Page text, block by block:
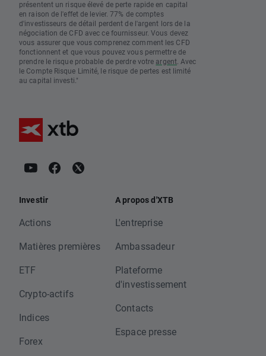
présentent un risque élevé de perte rapide en capital
en raison de l'effet de levier. 77% de comptes
d'investisseurs de détail perdent de l'argent lors de la
négociation de CFD avec ce fournisseur. Vous devez
vous assurer que vous comprenez comment les CFD
fonctionnent et que vous pouvez vous permettre de
prendre le risque probable de perdre votre argent. Avec
le Compte Risque Limité, le risque de pertes est limité
au capital investi."
Investir
Actions
Matières premières
ETF
Crypto-actifs
Indices
Forex
A propos d'XTB
L'entreprise
Ambassadeur
Plateforme
d'investissement
Contacts
Espace presse